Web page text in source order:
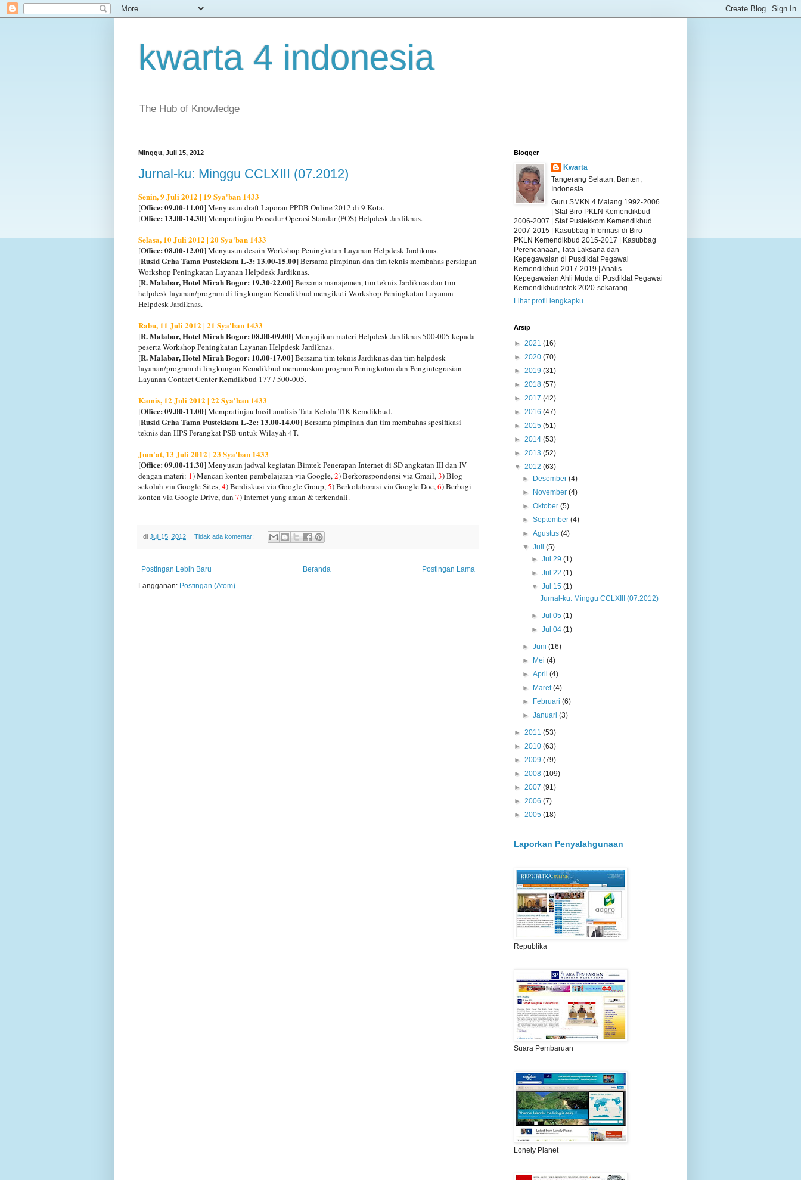
kwarta 4 indonesia
The Hub of Knowledge
Minggu, Juli 15, 2012
Jurnal-ku: Minggu CCLXIII (07.2012)
Senin, 9 Juli 2012 | 19 Sya'ban 1433
[Office: 09.00-11.00] Menyusun draft Laporan PPDB Online 2012 di 9 Kota.
[Office: 13.00-14.30] Mempratinjau Prosedur Operasi Standar (POS) Helpdesk Jardiknas.
Selasa, 10 Juli 2012 | 20 Sya'ban 1433
[Office: 08.00-12.00] Menyusun desain Workshop Peningkatan Layanan Helpdesk Jardiknas.
[Rusid Grha Tama Pustekkom L-3: 13.00-15.00] Bersama pimpinan dan tim teknis membahas persiapan
Workshop Peningkatan Layanan Helpdesk Jardiknas.
[R. Malabar, Hotel Mirah Bogor: 19.30-22.00] Bersama manajemen, tim teknis Jardiknas dan tim
helpdesk layanan/program di lingkungan Kemdikbud mengikuti Workshop Peningkatan Layanan
Helpdesk Jardiknas.
Rabu, 11 Juli 2012 | 21 Sya'ban 1433
[R. Malabar, Hotel Mirah Bogor: 08.00-09.00] Menyajikan materi Helpdesk Jardiknas 500-005 kepada
peserta Workshop Peningkatan Layanan Helpdesk Jardiknas.
[R. Malabar, Hotel Mirah Bogor: 10.00-17.00] Bersama tim teknis Jardiknas dan tim helpdesk
layanan/program di lingkungan Kemdikbud merumuskan program Peningkatan dan Pengintegrasian
Layanan Contact Center Kemdikbud 177 / 500-005.
Kamis, 12 Juli 2012 | 22 Sya'ban 1433
[Office: 09.00-11.00] Mempratinjau hasil analisis Tata Kelola TIK Kemdikbud.
[Rusid Grha Tama Pustekkom L-2c: 13.00-14.00] Bersama pimpinan dan tim membahas spesifikasi
teknis dan HPS Perangkat PSB untuk Wilayah 4T.
Jum'at, 13 Juli 2012 | 23 Sya'ban 1433
[Office: 09.00-11.30] Menyusun jadwal kegiatan Bimtek Penerapan Internet di SD angkatan III dan IV
dengan materi: 1) Mencari konten pembelajaran via Google,2) Berkorespondensi via Gmail,3) Blog
sekolah via Google Sites,4) Berdiskusi via Google Group,5) Berkolaborasi via Google Doc,6) Berbagi
konten via Google Drive, dan 7) Internet yang aman & terkendali.
di Juli 15, 2012 Tidak ada komentar:
Postingan Lebih Baru Postingan Lama
Beranda
Langganan: Postingan (Atom)
Blogger
Kwarta
Tangerang Selatan, Banten,
Indonesia
Guru SMKN 4 Malang 1992-2006
| Staf Biro PKLN Kemendikbud
2006-2007 | Staf Pustekkom Kemendikbud
2007-2015 | Kasubbag Informasi di Biro
PKLN Kemendikbud 2015-2017 | Kasubbag
Perencanaan, Tata Laksana dan
Kepegawaian di Pusdiklat Pegawai
Kemendikbud 2017-2019 | Analis
Kepegawaian Ahli Muda di Pusdiklat Pegawai
Kemendikbudristek 2020-sekarang
Lihat profil lengkapku
Arsip
► 2021 (16)
► 2020 (70)
► 2019 (31)
► 2018 (57)
► 2017 (42)
► 2016 (47)
► 2015 (51)
► 2014 (53)
► 2013 (52)
▼ 2012 (63)
►
Desember(4)
►
November(4)
►Oktober(5)
►September(4)
►Agustus(4)
▼Juli(5)
► Jul 29 (1)
► Jul 22 (1)
▼ Jul 15 (1)
Jurnal-ku: Minggu CCLXIII (07.2012)
► Jul 05 (1)
► Jul 04 (1)
►Juni(16)
►
Mei(4)
►April(4)
►
Maret(4)
►
Februari(6)
►Januari(3)
► 2011 (53)
► 2010 (63)
► 2009 (79)
► 2008 (109)
► 2007 (91)
► 2006 (7)
► 2005 (18)
Laporkan Penyalahgunaan
Republika
Suara Pembaruan
Lonely Planet